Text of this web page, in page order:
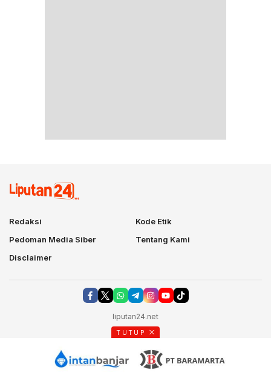
Redaksi
Kode Etik
Pedoman Media Siber
Tentang Kami
Disclaimer
liputan24.net
TUTUP